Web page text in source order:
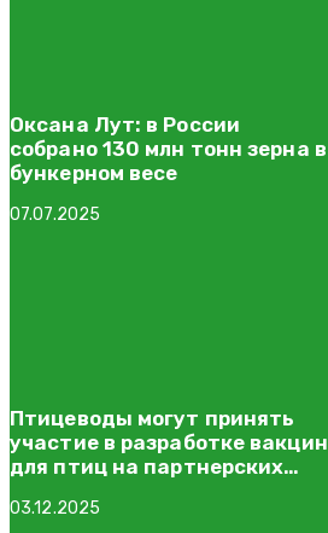
Оксана Лут: в России
собрано 130 млн тонн зерна в
бункерном весе
07.07.2025
Птицеводы могут принять
участие в разработке вакцин
для птиц на партнерских
03.12.2025